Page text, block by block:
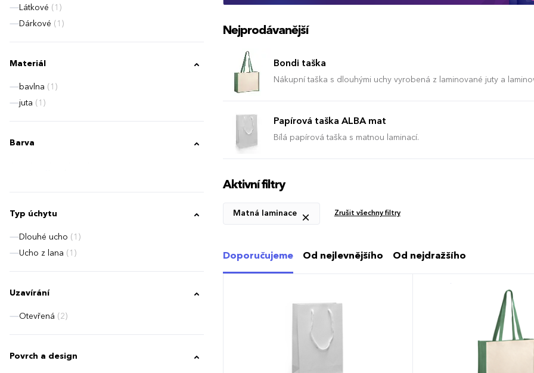
Látkové (1)
Dárkové (1)
Materiál
bavlna (1)
juta (1)
Barva
Typ úchytu
Dlouhé ucho (1)
Ucho z lana (1)
Uzavírání
Otevřená (2)
Povrch a design
Nejprodávanější
Bondi taška
Nákupní taška s dlouhými uchy vyrobená z laminované juty a
Papírová taška ALBA mat
Bílá papírová taška s matnou laminací.
Aktivní filtry
Matná laminace Zrušit všechny filtry
Doporučujeme Od nejlevnějšího Od nejdražšího